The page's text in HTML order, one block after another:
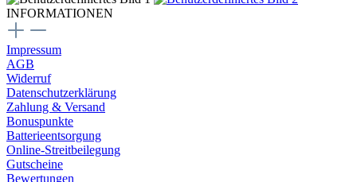
INFORMATIONEN
Impressum
AGB
Widerruf
Datenschutzerklärung
Zahlung & Versand
Bonuspunkte
Batterieentsorgung
Online-Streitbeilegung
Gutscheine
Bewertungen